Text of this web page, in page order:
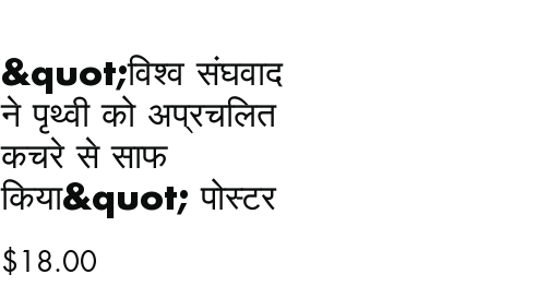
&quot;विश्व संघवाद
ने पृथ्वी को अप्रचलित
कचरे से साफ
किया&quot; पोस्टर
$18.00